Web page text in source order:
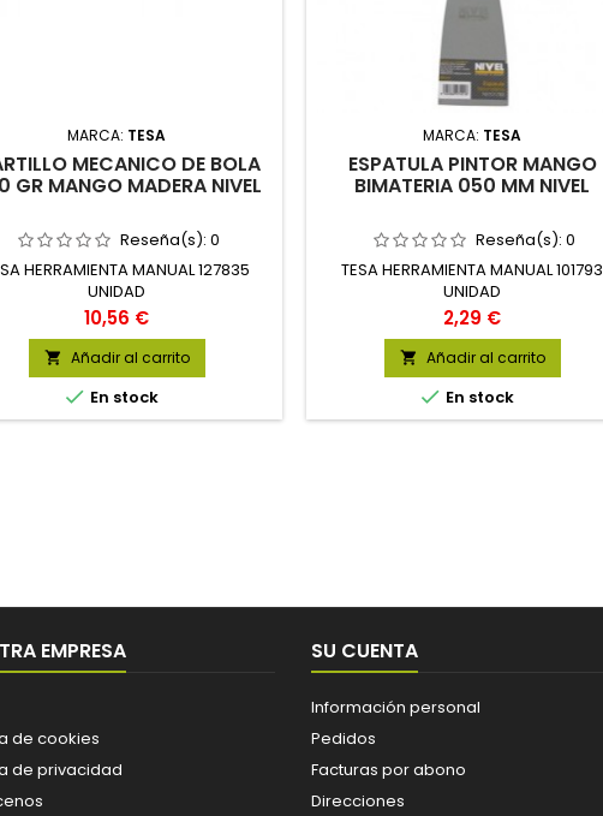
MARCA: TESA
MECANICO DE BOLA
GR MANGO MADERA NIVEL
Reseña(s): 0
HERRAMIENTA MANUAL 127835
UNIDAD
Precio
10,56 €
 Añadir al carrito
 En stock
MARCA: TESA
ESPATULA PINTOR MANGO
BIMATERIA 050 MM NIVEL
Reseña(s): 0
TESA HERRAMIENTA MANUAL 101793
UNIDAD
Precio
2,29 €
 Añadir al carrito
 En stock
EMPRESA
de cookies
de privacidad
SU CUENTA
Información personal
Pedidos
Facturas por abono
Direcciones